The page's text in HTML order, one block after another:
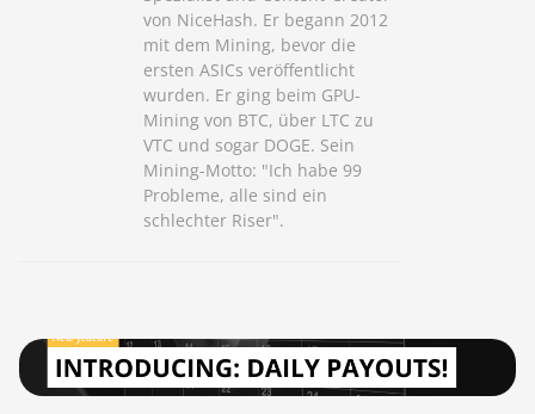
von NiceHash. Er begann 2012
mit dem Mining, bevor die
ersten ASICs veröffentlicht
wurden. Er ging beim GPU-
Mining von BTC, über LTC zu
VTC und sogar DOGE. Sein
Mining-Motto: "Ich habe 99
Probleme, alle sind ein
schlechter Riser".